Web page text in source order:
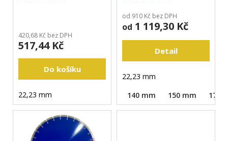
420,68 Kč bez DPH
517,44 Kč
Do košíku
22,23 mm
od 910 Kč bez DPH
od 1 119,30 Kč
Detail
22,23 mm
140 mm
150 mm 170